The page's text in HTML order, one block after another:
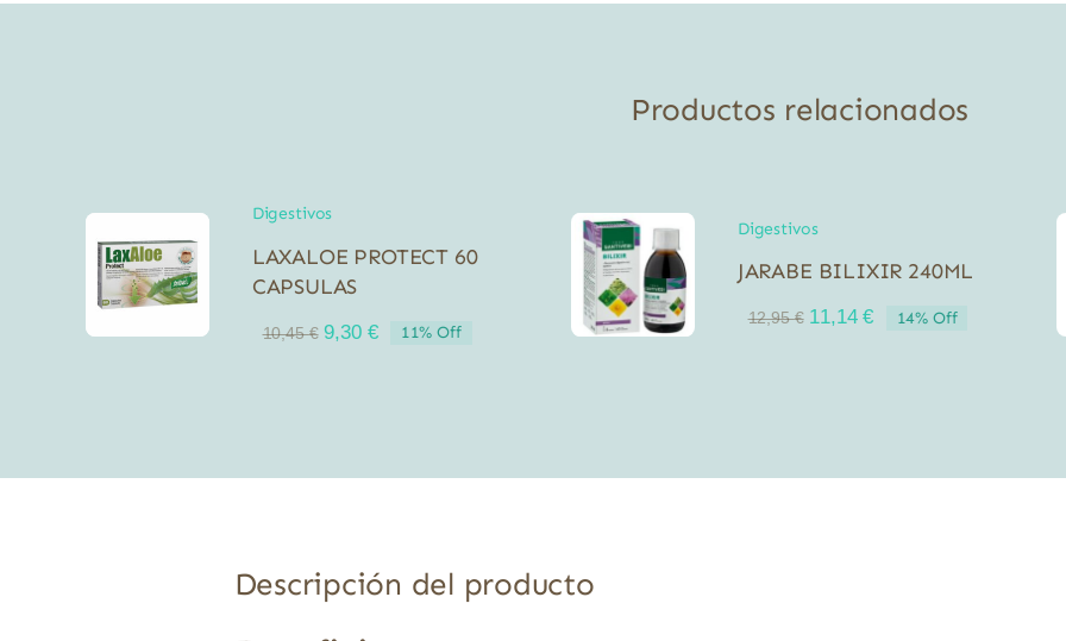
Productos relacionados
Digestivos
LAXALOE PROTECT 60
CAPSULAS
10,45€ El
9,30 €El
11% Off
Digestivos
JARABE BILIXIR 240ML
12,95€ El
11,14€El
14% Off
Descripción del producto